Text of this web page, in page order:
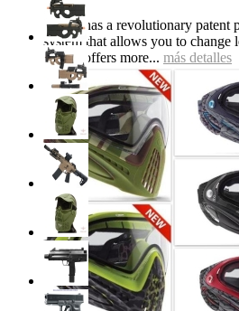
The i5 has a revolutionary patent
system that allows you to change
The i5 offers more... más detalles